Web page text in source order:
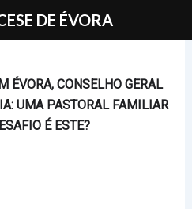
ÉVORA, CONSELHO GERAL
UMA PASTORAL FAMILIAR
É ESTE?
DE ÉVORA